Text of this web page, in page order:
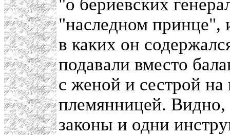
"о бериевских
"наследном
в каких он
подавали вместо
с женой и сестрой на
племянницей. Видно,
законы и одни